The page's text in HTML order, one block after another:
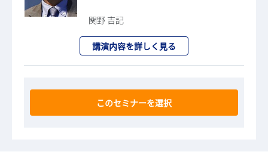
関野 吉記
講演内容を詳しく見る
このセミナーを選択